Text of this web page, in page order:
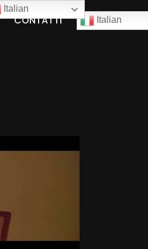
CONTATTI Italian
Italian